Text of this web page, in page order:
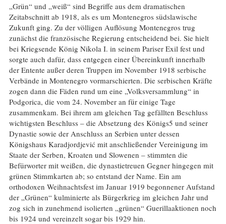
„Grün“ und „weiß“ sind Begriffe aus dem dramatischen
Zeitabschnitt ab 1918, als es um Montenegros südslawische
Zukunft ging. Zu der völligen Auflösung Montenegros trug
zunächst die französische Regierung entscheidend bei. Sie hielt
bei Kriegsende König Nikola I. in seinem Pariser Exil fest und
sorgte auch dafür, dass entgegen einer Übereinkunft innerhalb
der Entente außer deren Truppen im November 1918 serbische
Verbände in Montenegro vormarschierten. Die serbischen Kräfte
zogen dann die Fäden rund um eine „Volksversammlung“ in
Podgorica, die vom 24. November an für einige Tage
zusammenkam. Bei ihrem am gleichen Tag gefällten Beschluss
wichtigsten Beschluss – die Absetzung des Königs5 und seiner
Dynastie sowie der Anschluss an Serbien unter dessen
Königshaus Karadjordjević mit anschließender Vereinigung im
Staate der Serben, Kroaten und Slowenen – stimmten die
Befürworter mit weißen, die dynastietreuen Gegner hingegen mit
grünen Stimmkarten ab; so entstand der Name. Ein am
orthodoxen Weihnachtsfest im Januar 1919 begonnener Aufstand
der „Grünen“ kulminierte als Bürgerkrieg im gleichen Jahr und
zog sich in zunehmend isolierten „grünen“ Guerillaaktionen noch
bis 1924 und vereinzelt sogar bis 1929 hin.